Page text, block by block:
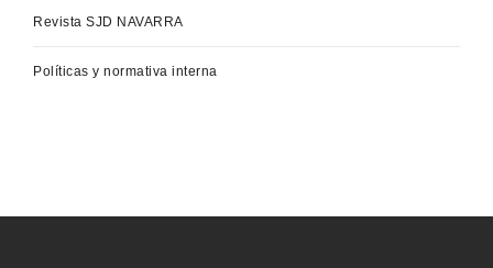
Revista SJD NAVARRA
Políticas y normativa interna